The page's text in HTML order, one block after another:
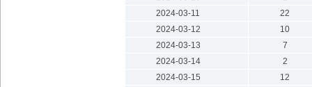
2024-03-11
22
2024-03-12
10
2024-03-13
7
2024-03-14
2
2024-03-15
12